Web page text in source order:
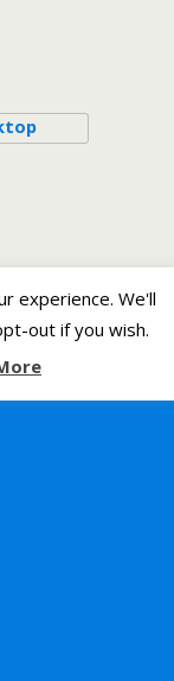
experience. We'll
out if you wish.